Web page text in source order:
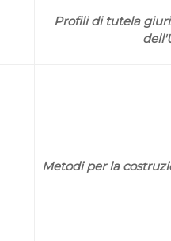
Profili di tutela
Metodi per la